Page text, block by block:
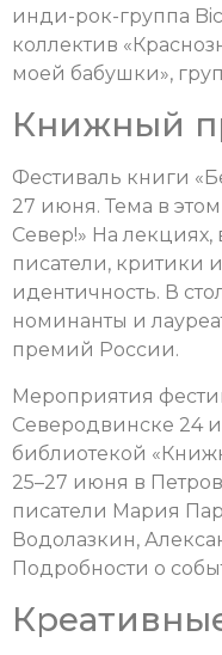
инди-рок-группа
коллектив
моей бабушки»,
Книжный
Фестиваль книги
27 июня. Тема в
Север!» На лекциях,
писатели, критики
идентичность. В
номинанты и
премий России.
Мероприятия
Северодвинске 24
библиотекой
25–27 июня в
писатели Мария
Водолазкин,
Подробности о